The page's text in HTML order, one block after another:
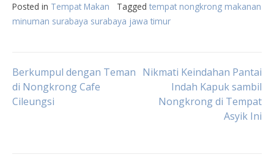
Posted in Tempat Makan Tagged tempat nongkrong makanan
minuman surabaya surabaya jawa timur
Post
navigation
Berkumpul dengan Teman
di Nongkrong Cafe
Cileungsi
Nikmati Keindahan Pantai
Indah Kapuk sambil
Nongkrong di Tempat
Asyik Ini